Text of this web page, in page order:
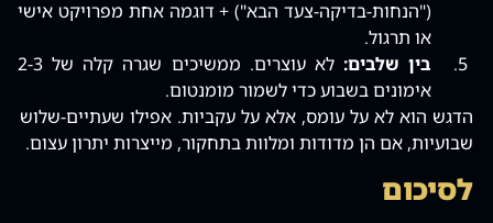
("הנחות-בדיקה-צעד הבא") + דוגמה אחת מפרויקט אישי
או תרגול.
בין שלבים:
לא עוצרים. ממשיכים שגרה קלה של 2-3
אימונים בשבוע כדי לשמור מומנטום.
הדגש הוא לא על עומס, אלא על עקביות. אפילו שעתיים-שלוש
שבועיות, אם הן מדודות ומלוות בתחקור, מייצרות יתרון עצום.
לסיכום